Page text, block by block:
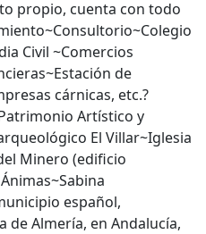
propio, cuenta con todo
Civil ~Comercios
de
cárnicas, etc.?
Artístico y
El Villar~Iglesia
Minero (edificio
español,
de Almería, en Andalucía,